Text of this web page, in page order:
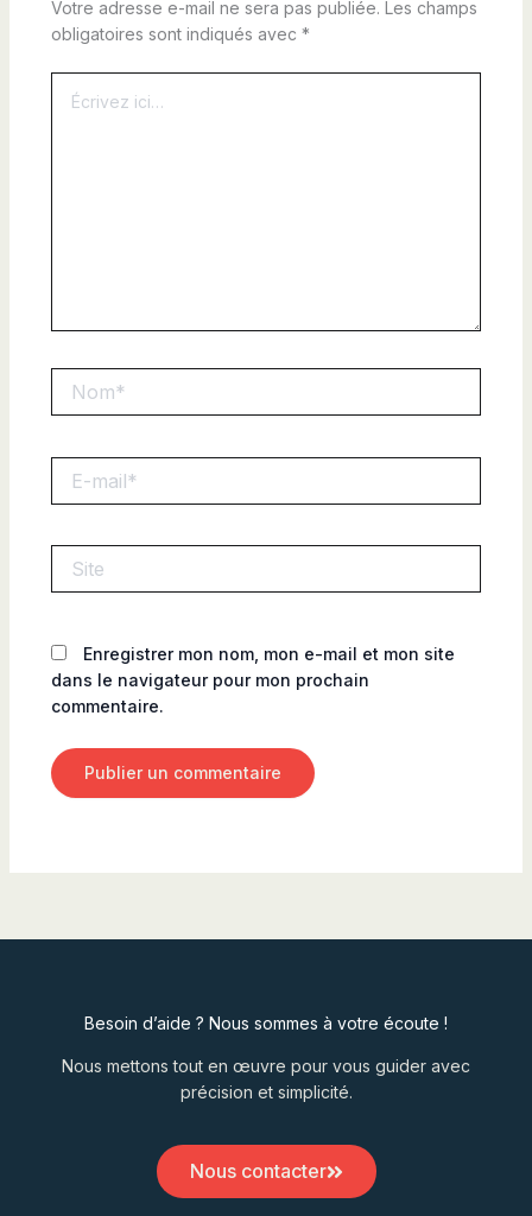
Votre adresse e-mail ne sera pas publiée. Les champs
obligatoires sont indiqués avec *
ici…
mail*
Enregistrer mon nom, mon e-mail et mon site
dans le navigateur pour mon prochain
commentaire.
Besoin d’aide ? Nous sommes à votre écoute !
Nous mettons tout en œuvre pour vous guider avec
précision et simplicité.
Nous contacter